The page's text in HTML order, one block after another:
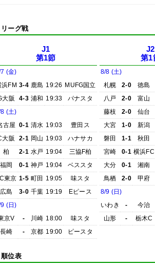
リーグ戦
J1
第1節
(金)
浜FM 3-4 鹿島 19:26 MUFG国立
大阪
4-3 浦和 19:33
パナスタ
(土)
古屋 0-1 清水 19:03
豊田ス
大阪
2-1 岡山 19:03
ハナサカ
柏
2-1 水戸 19:04
三協F柏
福岡
0-1 神戸 19:04
ベススタ
東京 1-5 町田 19:05
味スタ
広島
3-0 千葉 19:19
Eピース
(日)
京V
- 川崎 18:00
味スタ
長崎
- 京都 19:00 ピースタ
J2
第1
8/8 (土)
札幌
2-0
徳島
八戸
2-0
富山
藤枝
2-0
仙台
大宮
1-0
新潟
磐田
1-1
秋田
宮崎
0-1 横浜FC
大分
0-1
湘南
鳥栖
2-0
甲府
8/9 (日)
いわき
-
今治
山形
- 栃木C
順位表